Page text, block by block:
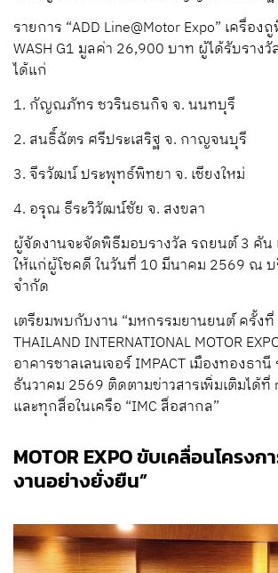
รายการ “ADD Line@Motor Expo” เครื่อง
WASH G1 มูลค่า 26,900 บาท ผู้ได้รับรางวั
ได้แก่
1. กัญณภัทร ชวรินธนกิจ จ. นนทบุรี
2. สนธิ์ฉัตร ศรีประเสริฐ จ. กาญจนบุรี
3. จีรวัฒน์ ประพุทธ์พิทยา จ. เชียงใหม่
4. อรุณ ธีระวิวัฒน์ชัย จ. สงขลา
ผู้จัดงานจะจัดพิธีมอบรางวัล รถยนต์ 3 คัน
ให้แก่ผู้โชคดี ในวันที่ 10 มีนาคม 2569 ณ
จำกัด
เตรียมพบกับงาน “มหกรรมยานยนต์ ครั้งที่
THAILAND INTERNATIONAL MOTOR
อาคารชาลเลนเจอร์ IMPACT เมืองทองธา
ธันวาคม 2569 ติดตามข่าวสารเพิ่มเติมได้ที่
และทุกสื่อในเครือ “IMC สื่อสากล”
MOTOR EXPO ขับเคลื่อนโครงก
งานอย่างยั่งยืน”